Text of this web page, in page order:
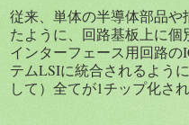
従来、単体の半導体部品
たように、回路基板上に
インターフェース用回路
テムLSIに統合されるよう
して）全てが1チップ化され